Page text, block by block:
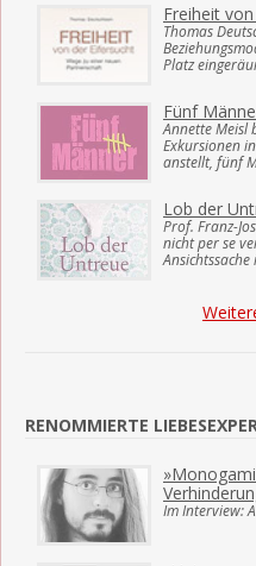
Freiheit
Thomas
Platz
Fünf
Annette Meisl
Exkursionen
anstellt, fünf
Lob der
Prof. Franz-
nicht per se
Ansichtssache
RENOMMIERTE
Im Interview: